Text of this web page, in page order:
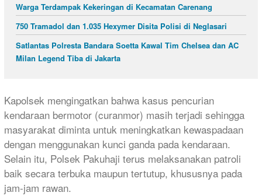
Warga Terdampak Kekeringan di Kecamatan Carenang
750 Tramadol dan 1.035 Hexymer Disita Polisi di Neglasari
Satlantas Polresta Bandara Soetta Kawal Tim Chelsea dan AC
Milan Legend Tiba di Jakarta
Kapolsek mengingatkan bahwa kasus pencurian
kendaraan bermotor (curanmor) masih terjadi sehingga
masyarakat diminta untuk meningkatkan kewaspadaan
dengan menggunakan kunci ganda pada kendaraan.
Selain itu, Polsek Pakuhaji terus melaksanakan patroli
baik secara terbuka maupun tertutup, khususnya pada
jam-jam rawan.